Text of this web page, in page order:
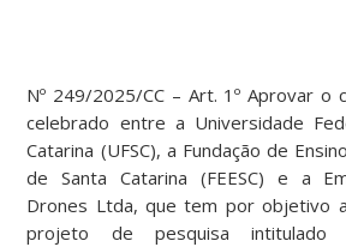
Nº 249/2025/CC – Art. 1º Aprovar o
celebrado entre a Universidade
Catarina (UFSC), a Fundação de
de Santa Catarina (FEESC) e a
Drones Ltda, que tem por objetivo
projeto de pesquisa intitulado